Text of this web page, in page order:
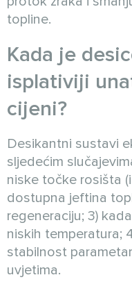
topline.
Kada je
isplativiji
cijeni?
Desikantni sustavi
sljedećim
niske točke rosišta
dostupna jeftina
regeneraciju; 3)
niskih temperatura;
stabilnost
uvjetima.